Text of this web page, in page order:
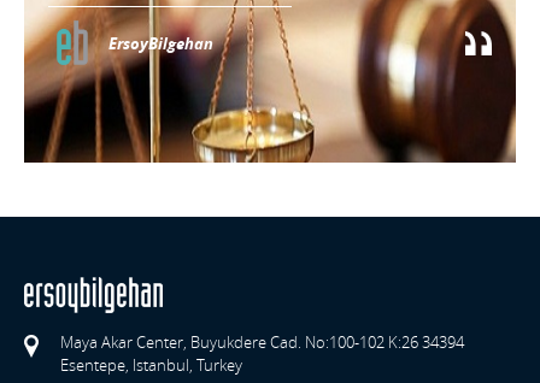
ErsoyBilgehan
Maya Akar Center, Buyukdere Cad. No:100-102 K:26 34394
Esentepe, Istanbul, Turkey